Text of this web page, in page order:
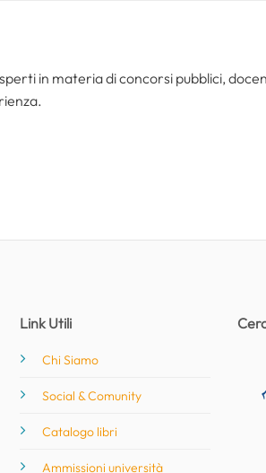
in materia di concorsi pubblici,
Link Utili
Chi Siamo
Social & Comunity
Catalogo libri
Ammissioni università